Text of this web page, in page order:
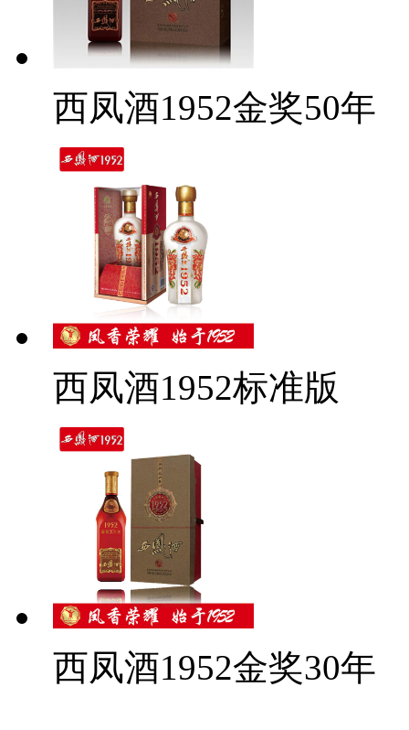
西凤酒1952金奖50年
西凤酒1952标准版
西凤酒1952金奖30年